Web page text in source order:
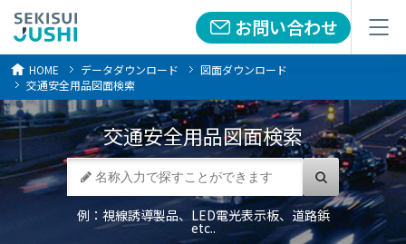
お問い合わせ
メニュー お問い合わせ
メニュー
HOME データダウンロード
図面ダウンロード
交通安全用品図面検索
交通安全用品図面検索
例：視線誘導製品、LED電光表示板、道路鋲
etc..